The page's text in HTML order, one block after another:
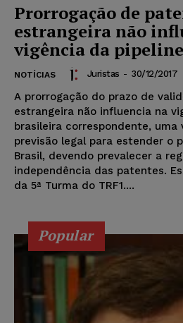
Prorrogação de
estrangeira não
vigência da
NOTÍCIAS Juristas - 30/12/2017
A prorrogação do prazo de
estrangeira não influencia na
brasileira correspondente, uma
previsão legal para estender o
Brasil, devendo prevalecer a
independência das patentes.
da 5ª Turma do TRF1....
Popular